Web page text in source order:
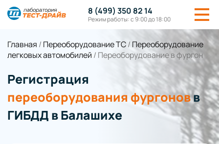
8 (499) 350 82 14
Режим работы: с 9:00 до 18:00
Главная / Переоборудование ТС/ Переоборудование
легковых автомобилей / Переоборудование в фургон
Регистрация
переоборудования фургоновв
ГИБДД в Балашихе